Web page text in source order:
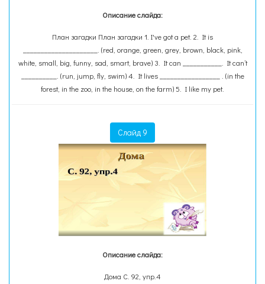
Описание слайда:
План загадки План загадки 1. I've got a pet. 2. It is
_____________________. (red, orange, green, grey, brown, black, pink,
white, small, big, funny, sad, smart, brave) 3. It can ___________. It can’t
__________. (run, jump, fly, swim) 4. It lives _________________ . (in the
forest, in the zoo, in the house, on the farm) 5. I like my pet.
Слайд 9
Описание слайда:
Дома С. 92, упр.4